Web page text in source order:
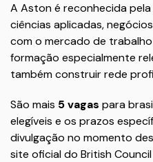
A Aston é reconhecida
ciências aplicadas,
com o mercado de
formação especialmente
também construir rede
São mais 5 vagas para
elegíveis e os prazos
divulgação no momento
site oficial do British Council